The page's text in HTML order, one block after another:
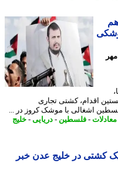
اقدام، کشتی تجاری
اشغالی با موشک کروز در ...
-فلسطین-دریایی -خلیج
در خلیج عدن خبر